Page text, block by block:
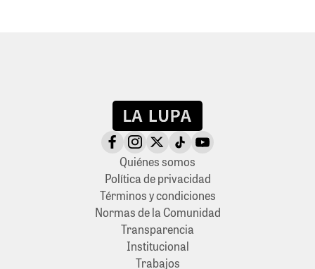
Quiénes somos
Política de privacidad
Términos y condiciones
Normas de la Comunidad
Transparencia
Institucional
Trabajos